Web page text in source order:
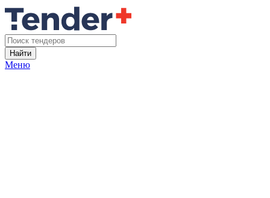
Найти
Меню